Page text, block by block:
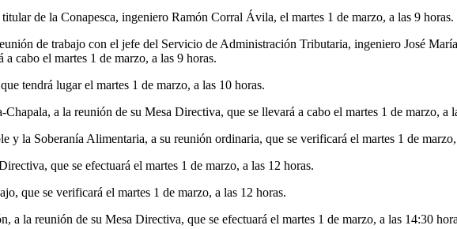
de la Conapesca, ingeniero Ramón Corral Ávila, el martes 1 de marzo, a las 9 horas.
de trabajo con el jefe del Servicio de Administración Tributaria, ingeniero José
cabo el martes 1 de marzo, a las 9 horas.
tendrá lugar el martes 1 de marzo, a las 10 horas.
a la reunión de su Mesa Directiva, que se llevará a cabo el martes 1 de marzo, a
la Soberanía Alimentaria, a su reunión ordinaria, que se verificará el martes 1 de
que se efectuará el martes 1 de marzo, a las 12 horas.
que se verificará el martes 1 de marzo, a las 12 horas.
la reunión de su Mesa Directiva, que se efectuará el martes 1 de marzo, a las 14:30